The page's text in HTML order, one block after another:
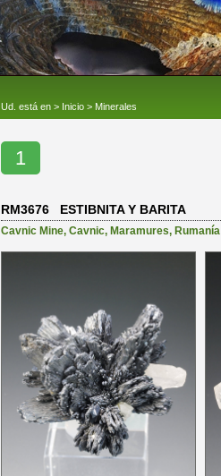
Ud. está en > Inicio > Minerales
1
RM3676 ESTIBNITA Y BARITA
Cavnic Mine, Cavnic, Maramures, Rumanía